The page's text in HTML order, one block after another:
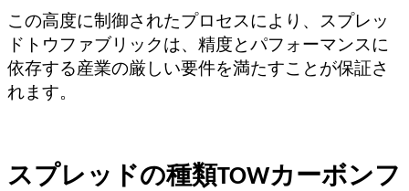
この高度に制御されたプロセスにより、スプレッ
ドトウファブリックは、精度とパフォーマンスに
依存する産業の厳しい要件を満たすことが保証さ
れます。
スプレッドの種類TOWカーボンフ